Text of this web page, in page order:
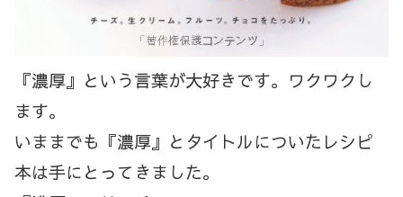
『濃厚』という言葉が大好きです。ワクワクし
ます。
いままでも『濃厚』とタイトルについたレシピ
本は手にとってきました。